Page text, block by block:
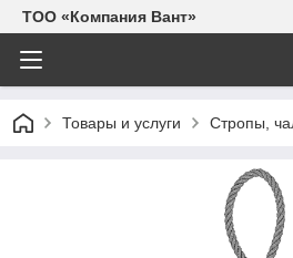
ТОО «Компания Вант»
Товары и услуги Стропы,